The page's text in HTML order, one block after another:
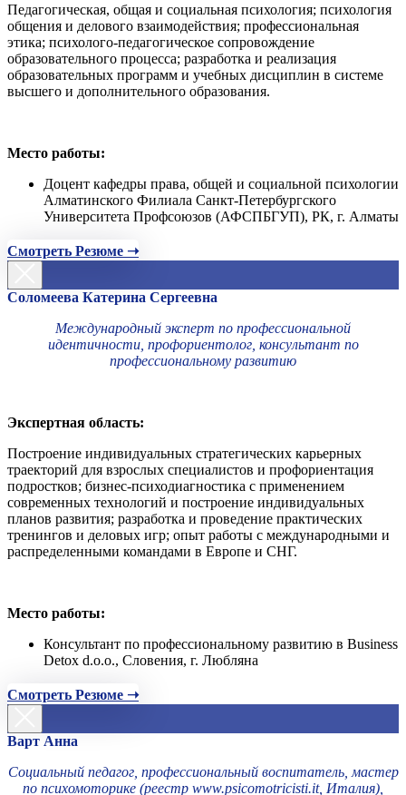
Педагогическая, общая и социальная психология; психология
общения и делового взаимодействия; профессиональная
этика; психолого-педагогическое сопровождение
образовательного процесса; разработка и реализация
образовательных программ и учебных дисциплин в системе
высшего и дополнительного образования.
Место работы:
Доцент кафедры права, общей и социальной психологии
Алматинского Филиала Санкт-Петербургского
Университета Профсоюзов (АФСПБГУП), РК, г. Алматы
Смотреть Резюме ➝
Соломеева Катерина Сергеевна
Международный эксперт по профессиональной
идентичности, профориентолог, консультант по
профессиональному развитию
Экспертная область:
Построение индивидуальных стратегических карьерных
траекторий для взрослых специалистов и профориентация
подростков; бизнес-психодиагностика с применением
современных технологий и построение индивидуальных
планов развития; разработка и проведение практических
тренингов и деловых игр; опыт работы с международными и
распределенными командами в Европе и СНГ.
Место работы:
Консультант по профессиональному развитию в Business
Detox d.o.o., Словения, г. Любляна
Смотреть Резюме ➝
Варт Анна
Социальный педагог, профессиональный воспитатель, мастер
по психомоторике (реестр www.psicomotricisti.it, Италия),